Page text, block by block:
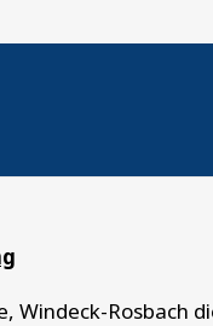
Windeck-Rosbach